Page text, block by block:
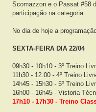
Scomazzon e o Passat #58
participação na categoria.
No dia de hoje a
SEXTA-FEIRA DIA 22/04
09h30 - 10h10 - 3º Treino
11h30 - 12:00 - 4º Treino
14h45 - 15h30 - 5º Treino
16h00 - 16h45 - Vistoria
17h10 - 17h30 - Treino